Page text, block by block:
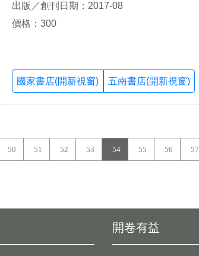
出版／創刊日期：2017-08
價格：300
國家書店(開新視窗) 五南書店(開新視窗)
50 51 52 53 54 55 56 57
開卷有益